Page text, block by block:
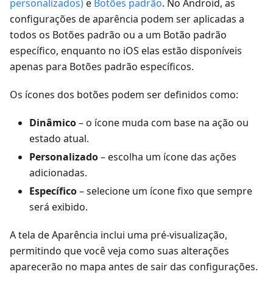
personalizados)e Botões padrão. No Android, as
configurações de aparência podem ser aplicadas a
todos os Botões padrão ou a um Botão padrão
específico, enquanto no iOS elas estão disponíveis
apenas para Botões padrão específicos.
Os ícones dos botões podem ser definidos como:
Dinâmico– o ícone muda com base na ação ou
estado atual.
Personalizado– escolha um ícone das ações
adicionadas.
Específico– selecione um ícone fixo que sempre
será exibido.
A tela de Aparência inclui uma pré-visualização,
permitindo que você veja como suas alterações
aparecerão no mapa antes de sair das configurações.